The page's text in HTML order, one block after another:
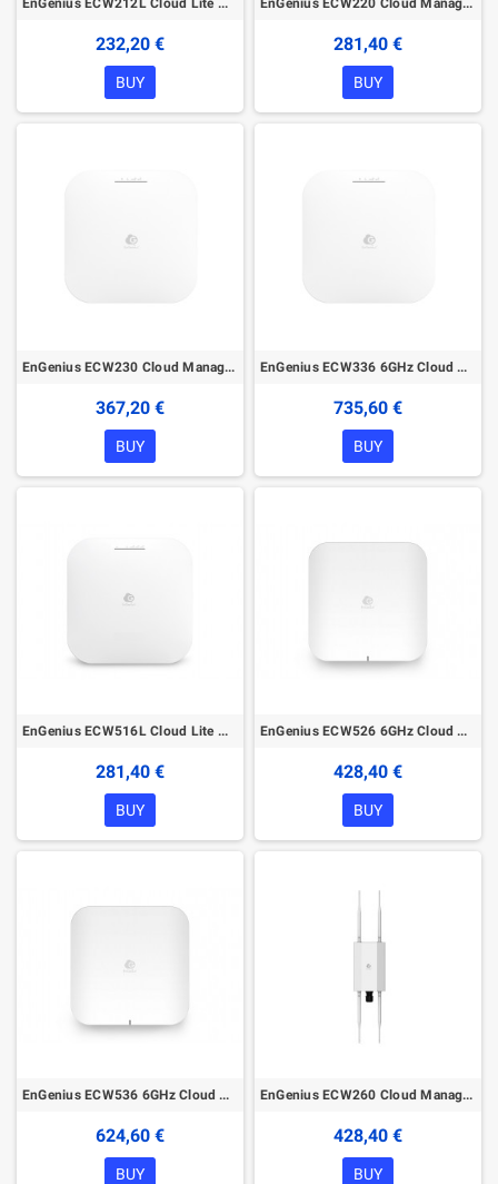
EnGenius ECW212L Cloud Lite Managed Wireless Indoor Access Point
232,20 €
BUY
EnGenius ECW220 Cloud Managed Wireless Indoor Access Point
281,40 €
BUY
EnGenius ECW230 Cloud Managed Wireless Indoor Access Point
367,20 €
BUY
EnGenius ECW336 6GHz Cloud Managed Wireless Indoor Access Point
735,60 €
BUY
EnGenius ECW516L Cloud Lite Managed Wireless Indoor Access Point
281,40 €
BUY
EnGenius ECW526 6GHz Cloud Managed Wireless Indoor Access Point
428,40 €
BUY
EnGenius ECW536 6GHz Cloud Managed Wireless Indoor Access Point
624,60 €
BUY
EnGenius ECW260 Cloud Managed Wireless Outdoor Access Point
428,40 €
BUY